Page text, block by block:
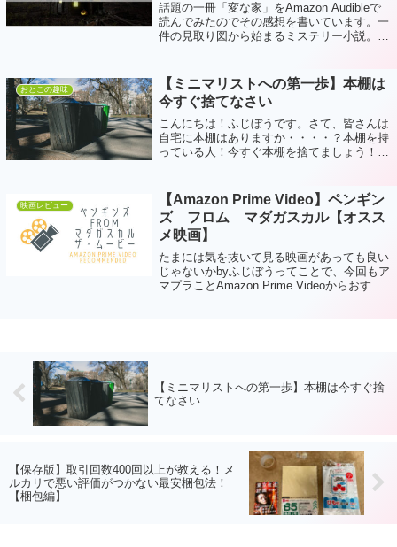
話題の一冊「変な家」をAmazon Audibleで
読んでみたのでその感想を書いています。一
件の見取り図から始まるミステリー小説。果
おとこの趣味
【ミニマリストへの第一歩】本棚は
今すぐ捨てなさい
こんにちは！ふじぼうです。さて、皆さんは
自宅に本棚はありますか・・・・？本棚を持
っている人！今すぐ本棚を捨てましょう！急
ていきます。なぜ本棚を捨てるべきなの
か？...
映画レビュー
【Amazon Prime Video】ペンギン
ズ フロム マダガスカル【オスス
メ映画】
たまには気を抜いて見る映画があっても良い
じゃないかbyふじぼうってことで、今回もア
マプラことAmazon Prime Videoからおすす
【ミニマリストへの第一歩】本棚は今すぐ捨
てなさい
【保存版】取引回数400回以上が教える！メ
ルカリで悪い評価がつかない最安梱包法！
【梱包編】